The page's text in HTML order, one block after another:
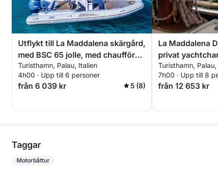
Utflykt till La Maddalena skärgård,
med BSC 65 jolle, med chaufför
(halvdag, 4 timmar)
Turisthamn, Palau, Italien
4h00 · Upp till 6 personer
från 6 039 kr 5 (8)
La Maddalena
privat
Turisthamn,
7h00 · Upp till 8
från 12 653 kr
Taggar
Motorbåttur